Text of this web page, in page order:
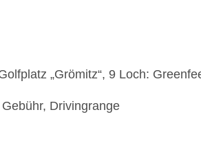
„Grömitz“, 9 Loch:
Drivingrange